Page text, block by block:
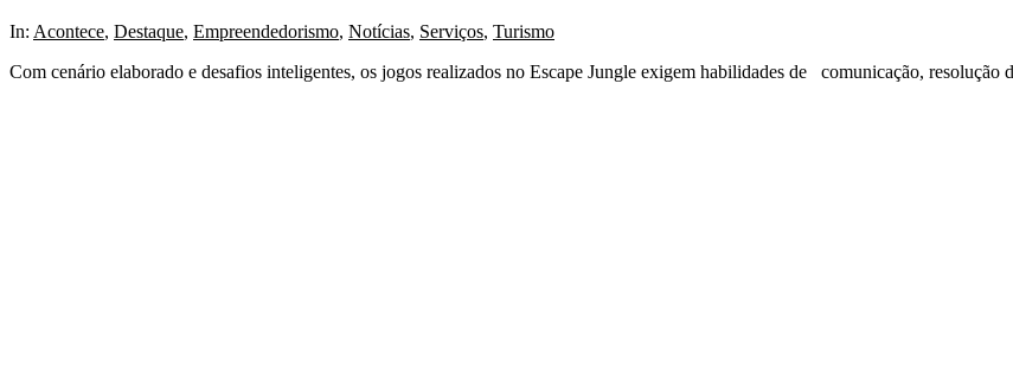
2023-
25
In: Acontece, Destaque, Empreendedorismo, Notícias, Serviços, Turismo
Com cenário elaborado e desafios inteligentes, os jogos realizados no Escape Jungle exigem habilidades de comunicação, resolução